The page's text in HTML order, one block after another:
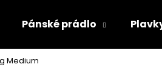
Pánské prádlo
Medium
Co potřebujete najít?